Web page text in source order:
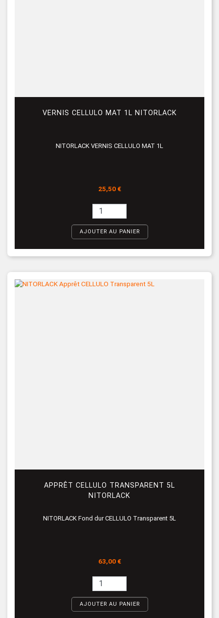
VERNIS CELLULO MAT 1L NITORLACK
NITORLACK VERNIS CELLULO MAT 1L
Prix
25,50 €
AJOUTER AU PANIER
APPRÊT CELLULO TRANSPARENT 5L
NITORLACK
NITORLACK Fond dur CELLULO Transparent 5L
Prix
63,00 €
AJOUTER AU PANIER